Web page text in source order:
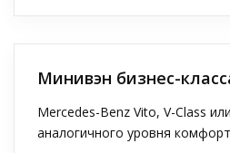
Минивэн бизнес-
Mercedes-Benz Vito, V-Class
аналогичного уровня